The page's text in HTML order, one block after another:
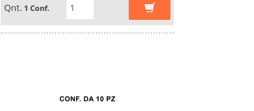
Qnt. 1 Conf.